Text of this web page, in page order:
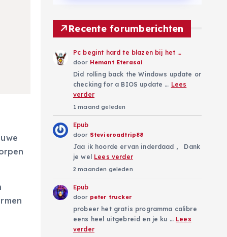
Recente forumberichten
Pc begint hard te blazen bij het …
door Hemant Eterasai
Did rolling back the Windows update or
checking for a BIOS update … Lees
verder
1 maand geleden
Epub
door Stevieroadtrip88
Jaa ik hoorde ervan inderdaad , Dank
je wel Lees verder
2 maanden geleden
Epub
door peter trucker
probeer het gratis programma calibre
eens heel uitgebreid en je ku … Lees
verder